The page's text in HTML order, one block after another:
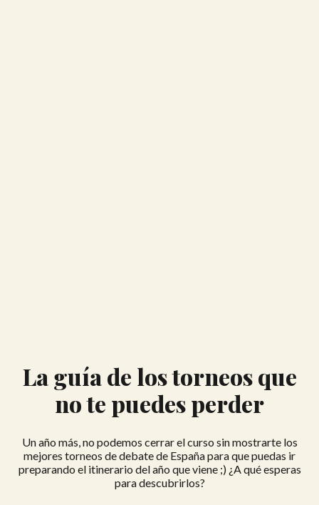
La guía de los torneos que
no te puedes perder
Un año más, no podemos cerrar el curso sin mostrarte los
mejores torneos de debate de España para que puedas ir
preparando el itinerario del año que viene ;) ¿A qué esperas
para descubrirlos?